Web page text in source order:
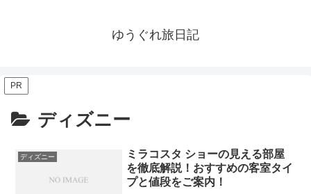
ゆうぐれ旅日記
PR
ディズニー
ディズニー
ミラコスタ ショーの見える部屋
を徹底解説！おすすめの客室タイ
プと値段をご案内！